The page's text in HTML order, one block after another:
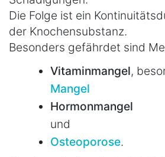
Die Folge ist ein
der Knochensubstanz.
Besonders gefährdet sind
Vitaminmangel,
Mangel
Hormonmangel
und
Osteoporose.